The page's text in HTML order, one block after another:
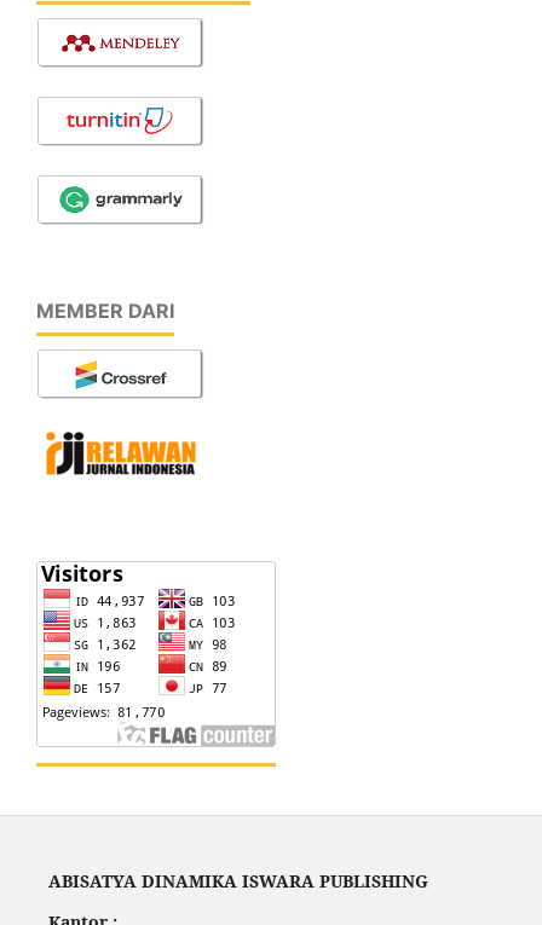
MEMBER DARI
ABISATYA DINAMIKA ISWARA PUBLISHING